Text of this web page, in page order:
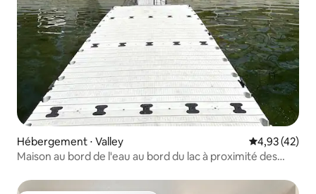
Hébergement ⋅ Valley Évaluation
4,93 (42)
Maison au bord de l'eau au bord du lac à proximité des